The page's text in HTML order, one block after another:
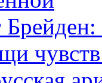
чувств